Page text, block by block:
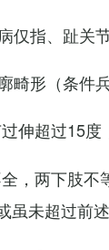
仅指、趾关
畸形（条件
伸超过15度
，两下肢不
虽未超过前